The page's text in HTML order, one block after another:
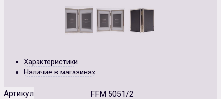
Характеристики
Наличие в магазинах
Артикул FFM 5051/2